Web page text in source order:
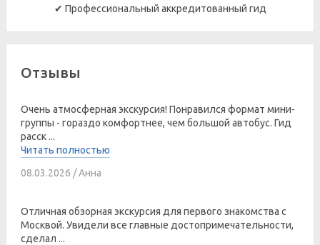
✔ Профессиональный аккредитованный гид
Отзывы
Очень атмосферная экскурсия! Понравился формат мини-
группы - гораздо комфортнее, чем большой автобус. Гид
расск ...
Читать полностью
08.03.2026 / Анна
Отличная обзорная экскурсия для первого знакомства с
Москвой. Увидели все главные достопримечательности,
сделал ...